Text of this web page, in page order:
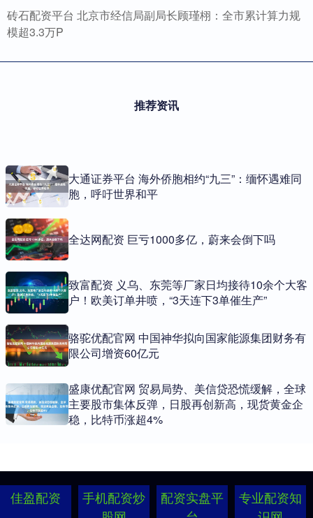
砖石配资平台 北京市经信局副局长顾瑾栩：全市累计算力规
模超3.3万P
推荐资讯
大通证券平台 海外侨胞相约“九三”：缅怀遇难同
胞，呼吁世界和平
全达网配资 巨亏1000多亿，蔚来会倒下吗
致富配资 义乌、东莞等厂家日均接待10余个大客
户！欧美订单井喷，“3天连下3单催生产”
骆驼优配官网 中国神华拟向国家能源集团财务有
限公司增资60亿元
盛康优配官网 贸易局势、美信贷恐慌缓解，全球
主要股市集体反弹，日股再创新高，现货黄金企
稳，比特币涨超4%
佳盈配资
手机配资炒
配资实盘平
专业配资知